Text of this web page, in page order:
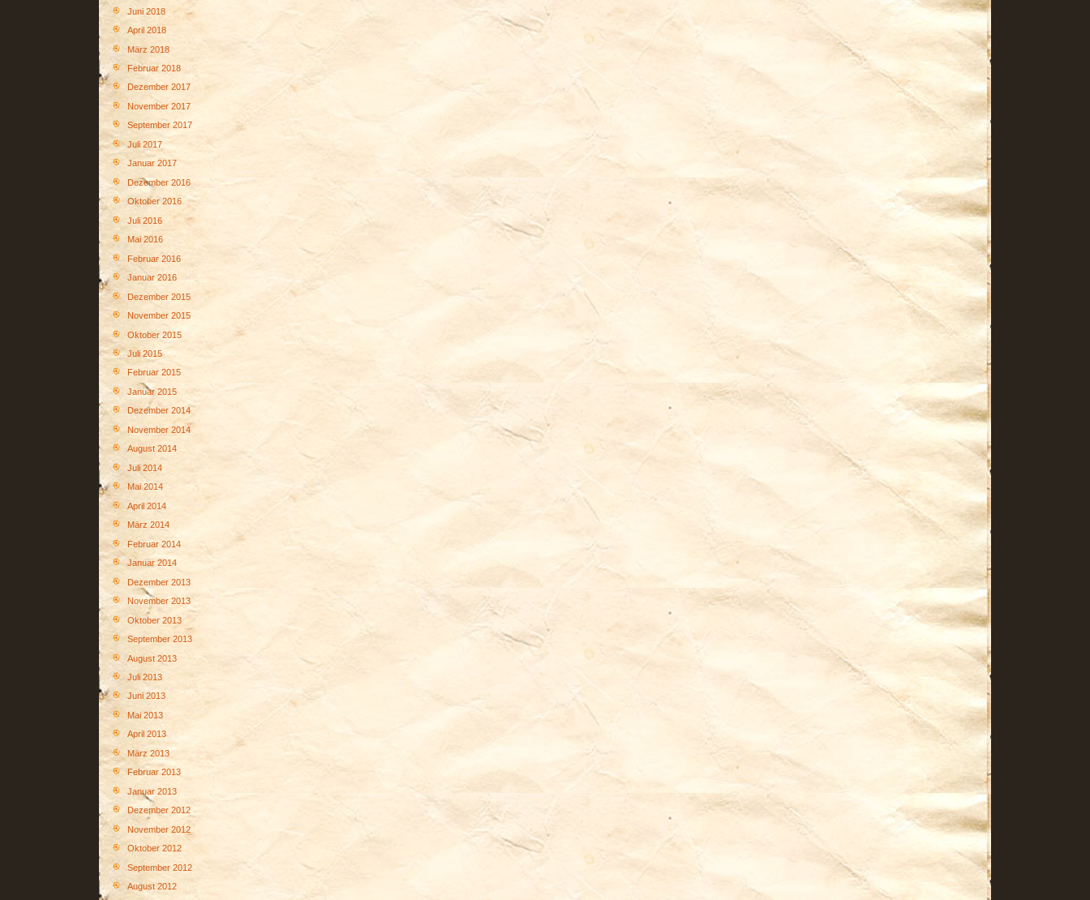
Juni 2018
April 2018
März 2018
Februar 2018
Dezember 2017
November 2017
September 2017
Juli 2017
Januar 2017
Dezember 2016
Oktober 2016
Juli 2016
Mai 2016
Februar 2016
Januar 2016
Dezember 2015
November 2015
Oktober 2015
Juli 2015
Februar 2015
Januar 2015
Dezember 2014
November 2014
August 2014
Juli 2014
Mai 2014
April 2014
März 2014
Februar 2014
Januar 2014
Dezember 2013
November 2013
Oktober 2013
September 2013
August 2013
Juli 2013
Juni 2013
Mai 2013
April 2013
März 2013
Februar 2013
Januar 2013
Dezember 2012
November 2012
Oktober 2012
September 2012
August 2012